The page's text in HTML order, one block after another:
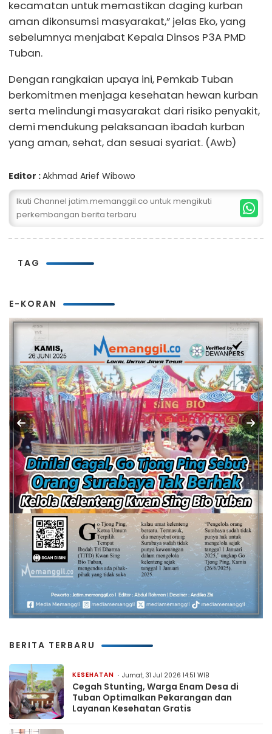
kecamatan untuk memastikan daging kurban
aman dikonsumsi masyarakat,” jelas Eko, yang
sebelumnya menjabat Kepala Dinsos P3A PMD
Tuban.
Dengan rangkaian upaya ini, Pemkab Tuban
berkomitmen menjaga kesehatan hewan kurban
serta melindungi masyarakat dari risiko penyakit,
demi mendukung pelaksanaan ibadah kurban
yang aman, sehat, dan sesuai syariat. (Awb)
Editor :Akhmad Arief Wibowo
Ikuti Channel jatim.memanggil.co untuk mengikuti
perkembangan berita terbaru
TAG
E-KORAN
BERITA TERBARU
KESEHATAN Jumat, 31 Jul 2026 14:51 WIB
Cegah Stunting, Warga Enam Desa di
Tuban Optimalkan Pekarangan dan
Layanan Kesehatan Gratis